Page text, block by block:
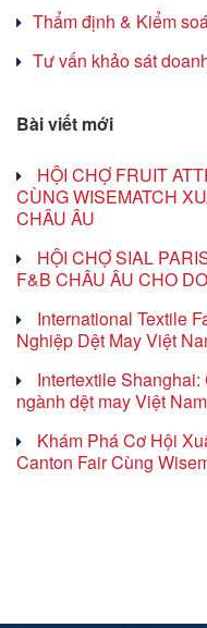
Thẩm định & Kiểm
Tư vấn khảo sát
Bài viết mới
HỘI CHỢ FRUIT
CÙNG WISEMATCH
CHÂU ÂU
HỘI CHỢ SIAL
F&B CHÂU ÂU CHO
International Textile
Nghiệp Dệt May Việt
Intertextile
ngành dệt may Việt Nam
Khám Phá Cơ Hội
Canton Fair Cùng